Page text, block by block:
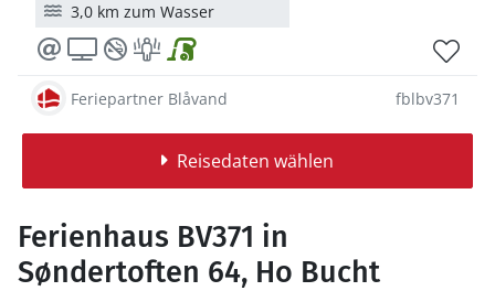
3,0 km zum Wasser
Feriepartner Blåvand fblbv371
Reisedaten wählen
Ferienhaus BV371 in
Søndertoften 64, Ho Bucht